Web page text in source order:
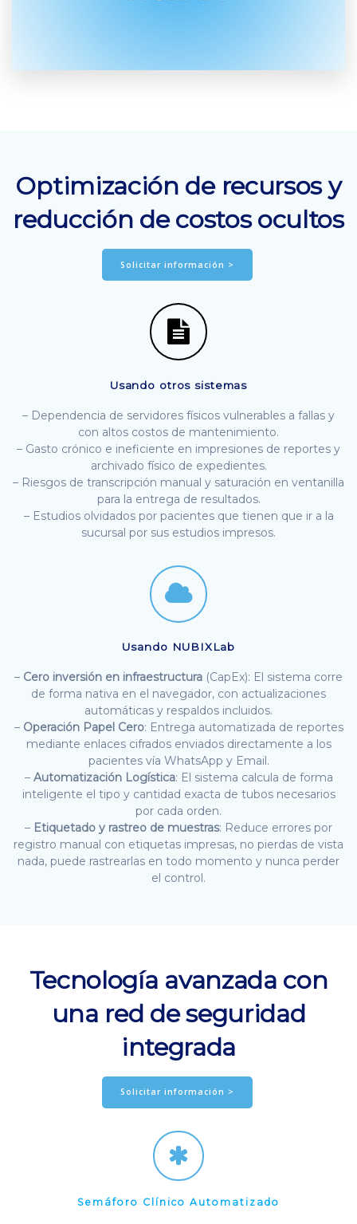
Optimización de recursos y
reducción de costos ocultos
Solicitar información >
Usando otros sistemas
– Dependencia de servidores físicos vulnerables a fallas y
con altos costos de mantenimiento.
– Gasto crónico e ineficiente en impresiones de reportes y
archivado físico de expedientes.
– Riesgos de transcripción manual y saturación en ventanilla
para la entrega de resultados.
– Estudios olvidados por pacientes que tienen que ir a la
sucursal por sus estudios impresos.
Usando NUBIXLab
– Cero inversión en infraestructura (CapEx): El sistema corre
de forma nativa en el navegador, con actualizaciones
automáticas y respaldos incluidos.
– Operación Papel Cero: Entrega automatizada de reportes
mediante enlaces cifrados enviados directamente a los
pacientes vía WhatsApp y Email.
– Automatización Logística: El sistema calcula de forma
inteligente el tipo y cantidad exacta de tubos necesarios
por cada orden.
– Etiquetado y rastreo de muestras: Reduce errores por
registro manual con etiquetas impresas, no pierdas de vista
nada, puede rastrearlas en todo momento y nunca perder
el control.
Tecnología avanzada con
una red de seguridad
integrada
Solicitar información >
Semáforo Clínico Automatizado